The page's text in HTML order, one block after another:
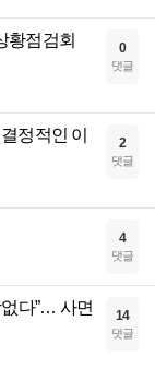
황점검회
0
댓글
정적인 이
2
댓글
4
댓글
없다”… 사면
14
댓글